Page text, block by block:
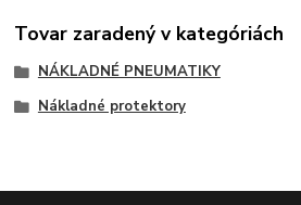
Tovar zaradený v kategóriách
NÁKLADNÉ PNEUMATIKY
Nákladné protektory